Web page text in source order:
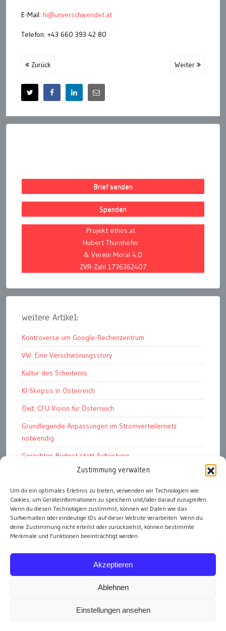
Zustimmung verwalten
Um dir ein optimales Erlebnis zu bieten, verwenden wir Technologien wie
Cookies, um Geräteinformationen zu speichern und/oder darauf zuzugreifen.
Wenn du diesen Technologien zustimmst, können wir Daten wie das
Surfverhalten oder eindeutige IDs auf dieser Website verarbeiten. Wenn du
deine Zustimmung nicht erteilst oder zurückziehst, können bestimmte
Merkmale und Funktionen beeinträchtigt werden.
Akzeptieren
Ablehnen
Einstellungen ansehen
E-Mail: hi@unverschwendet.at
Telefon: +43 660 393 42 80
Zurück Weiter
Brief senden
Spenden
Projekt ethos.at
Hubert Thurnhofer
& Verein Moral 4.0
ZVR-Zahl 1736362407
weitere Artikel:
Kontroverse um Google-Rechenzentrum
VW. Eine Verschwörungsstory
Kultur des Scheiterns
KI Skepsis in Österreich
Öxit: CFU Vision für Österreich
Grundlegende Anpassungen im Stromverteilernetz
notwendig
Gerechtes Budget statt Aufrüstung
Petition: E-Dienstwagen
Das Kapitalismustribunal
Bundesschatz für „öffentliche Einheiten“
alle Artikel
Impressum